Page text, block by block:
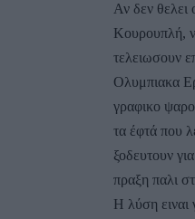
Αν δεν θελει
Κουρουπλή,
τελειωσουν
Ολυμπιακα
γραφικο
τα έφτά που
ξοδευτουν
πραξη παλι
Η λύση ειναι